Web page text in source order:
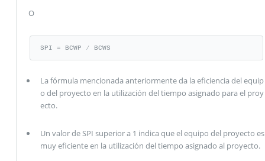
O
SPI = BCWP ⁄ BCWS
La fórmula mencionada anteriormente da la eficiencia del equip
o del proyecto en la utilización del tiempo asignado para el proy
ecto.
Un valor de SPI superior a 1 indica que el equipo del proyecto es
muy eficiente en la utilización del tiempo asignado al proyecto.